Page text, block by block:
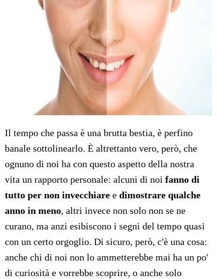
Il tempo che passa è una brutta bestia, è perfino
banale sottolinearlo. È altrettanto vero, però, che
ognuno di noi ha con questo aspetto della nostra
vita un rapporto personale: alcuni di noi fanno di
tutto per non invecchiare e dimostrare qualche
anno in meno, altri invece non solo non se ne
curano, ma anzi esibiscono i segni del tempo quasi
con un certo orgoglio. Di sicuro, però, c'è una cosa:
anche chi di noi non lo ammetterebbe mai ha un po'
di curiosità e vorrebbe scoprire, o anche solo